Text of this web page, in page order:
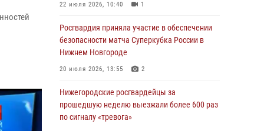
22 июля 2026, 10:40 1
Росгвардия приняла участие в обеспечении
безопасности матча Суперкубка России в
Нижнем Новгороде
20 июля 2026, 13:55 2
Нижегородские росгвардейцы за
прошедшую неделю выезжали более 600 раз
по сигналу «тревога»